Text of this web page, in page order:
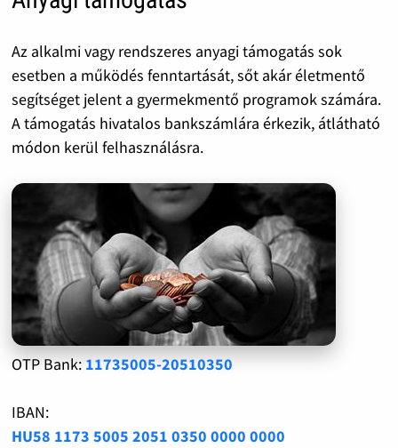
Az alkalmi vagy rendszeres anyagi támogatás sok
esetben a működés fenntartását, sőt akár életmentő
segítséget jelent a gyermekmentő programok számára.
A támogatás hivatalos bankszámlára érkezik, átlátható
módon kerül felhasználásra.
OTP Bank: 11735005-20510350
IBAN:
HU58 1173 5005 2051 0350 0000 0000